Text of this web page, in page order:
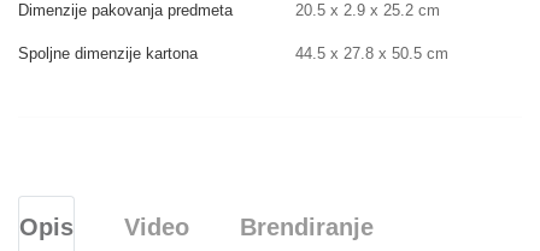
Dimenzije pakovanja predmeta 20.5 x 2.9 x 25.2 cm
Spoljne dimenzije kartona 44.5 x 27.8 x 50.5 cm
Opis Video Brendiranje